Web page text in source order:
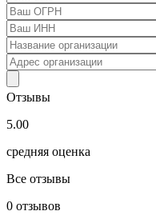
Отзывы
5.00
средняя оценка
Все отзывы
0 отзывов